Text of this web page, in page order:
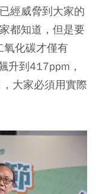
經威脅到大家的
都知道，但是要
化碳才僅有
升到417ppm，
大家必須用實際